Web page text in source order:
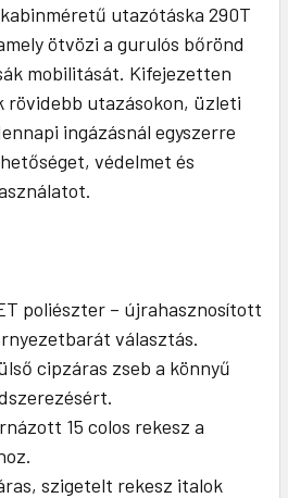
utazótáska 290T
ötvözi a gurulós bőrönd
mobilitását. Kifejezetten
rövidebb utazásokon, üzleti
ingázásnál egyszerre
védelmet és
poliészter – újrahasznosított
választás.
cipzáras zseb a könnyű
15 colos rekesz a
szigetelt rekesz italok